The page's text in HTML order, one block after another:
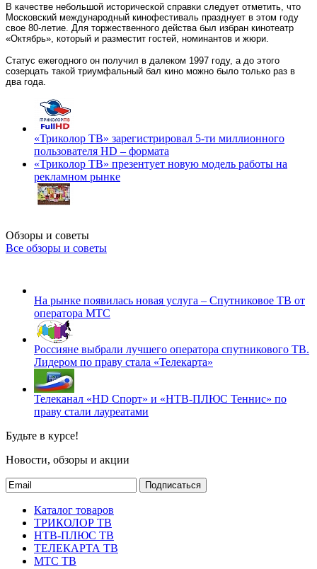
В качестве небольшой исторической справки следует отметить, что
Московский международный кинофестиваль празднует в этом году
свое 80-летие. Для торжественного действа был избран кинотеатр
«Октябрь», который и разместит гостей, номинантов и жюри.
Статус ежегодного он получил в далеком 1997 году, а до этого
созерцать такой триумфальный бал кино можно было только раз в
два года.
«Триколор ТВ» зарегистрировал 5-ти миллионного
пользователя HD – формата
«Триколор ТВ» презентует новую модель работы на
рекламном рынке
Обзоры и советы
Все обзоры и советы
На рынке появилась новая услуга – Спутниковое ТВ от
оператора МТС
Россияне выбрали лучшего оператора спутникового ТВ.
Лидером по праву стала «Телекарта»
Телеканал «HD Спорт» и «НТВ-ПЛЮС Теннис» по
праву стали лауреатами
Будьте в курсе!
Новости, обзоры и акции
Подписаться
Каталог товаров
ТРИКОЛОР ТВ
НТВ-ПЛЮС ТВ
ТЕЛЕКАРТА ТВ
МТС ТВ